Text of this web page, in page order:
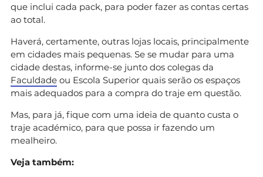
que inclui cada pack, para poder fazer as contas certas
ao total.
Haverá, certamente, outras lojas locais, principalmente
em cidades mais pequenas. Se se mudar para uma
cidade destas, informe-se junto dos colegas da
Faculdade ou Escola Superior quais serão os espaços
mais adequados para a compra do traje em questão.
Mas, para já, fique com uma ideia de quanto custa o
traje académico, para que possa ir fazendo um
mealheiro.
Veja também: